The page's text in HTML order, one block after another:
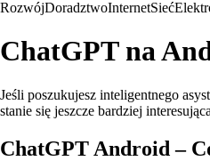
RozwójDoradztwoInternetSieć
ChatGPT na
Jeśli poszukujesz inteligentnego
stanie się jeszcze bardziej
ChatGPT Android –